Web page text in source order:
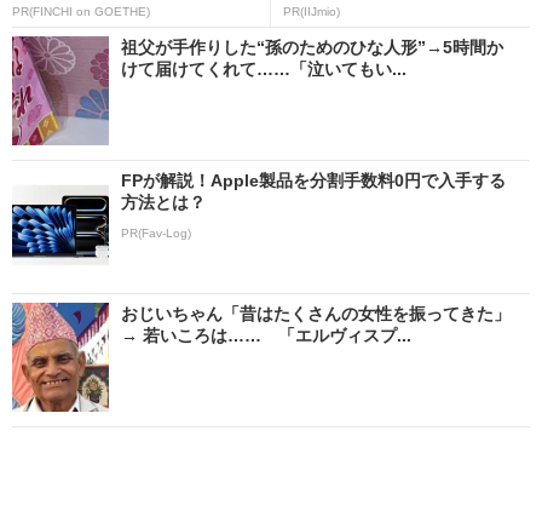
PR(FINCHI on GOETHE) PR(IIJmio)
祖父が手作りした“孫のためのひな人形”→5時間か
けて届けてくれて……「泣いてもい...
FPが解説！Apple製品を分割手数料0円で入手する
方法とは？
PR(Fav-Log)
おじいちゃん「昔はたくさんの女性を振ってきた」
→ 若いころは…… 「エルヴィスプ...